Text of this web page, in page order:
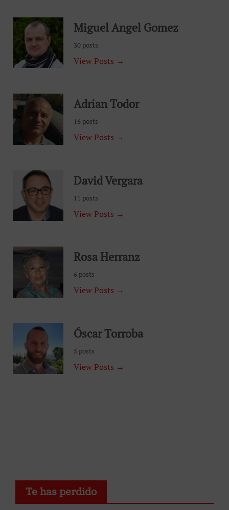
Miguel Angel Gomez
30 posts
View Posts →
Adrian Todor
16 posts
View Posts →
David Vergara
11 posts
View Posts →
Rosa Herranz
6 posts
View Posts →
Óscar Torroba
5 posts
View Posts →
Te has perdido